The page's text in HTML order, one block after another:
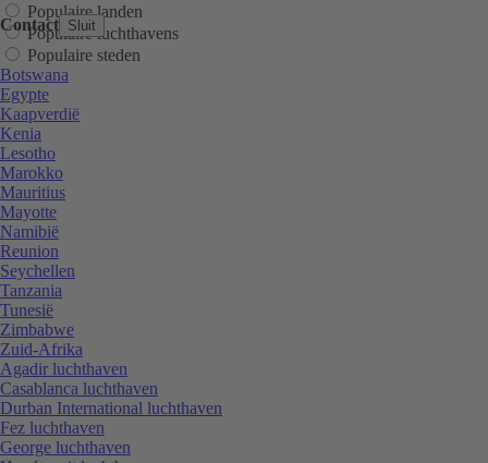
Contact Sluit
Populaire landen
Populaire luchthavens
Populaire steden
Botswana
Egypte
Kaapverdië
Kenia
Lesotho
Marokko
Mauritius
Mayotte
Namibië
Reunion
Seychellen
Tanzania
Tunesië
Zimbabwe
Zuid-Afrika
Agadir luchthaven
Casablanca luchthaven
Durban International luchthaven
Fez luchthaven
George luchthaven